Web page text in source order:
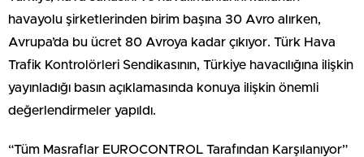
havayolu şirketlerinden birim başına 30 Avro alırken,
Avrupa’da bu ücret 80 Avroya kadar çıkıyor. Türk Hava
Trafik Kontrolörleri Sendikasının, Türkiye havacılığına ilişkin
yayınladığı basın açıklamasında konuya ilişkin önemli
değerlendirmeler yapıldı.
“Tüm Masraflar EUROCONTROL Tarafından Karşılanıyor”